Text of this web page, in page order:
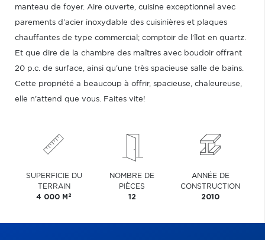
manteau de foyer. Aire ouverte, cuisine exceptionnel avec
parements d'acier inoxydable des cuisinières et plaques
chauffantes de type commercial; comptoir de l'îlot en quartz.
Et que dire de la chambre des maîtres avec boudoir offrant
20 p.c. de surface, ainsi qu'une très spacieuse salle de bains.
Cette propriété a beaucoup à offrir, spacieuse, chaleureuse,
elle n'attend que vous. Faites vite!
SUPERFICIE DU
TERRAIN
4 000 M 2
NOMBRE DE
PIÈCES
12
ANNÉE DE
CONSTRUCTION
2010